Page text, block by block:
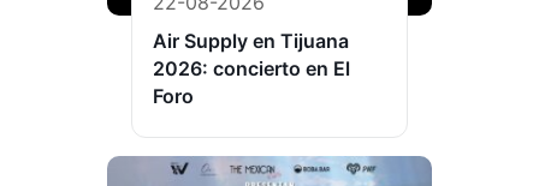
Air Supply en Tijuana
2026: concierto en El
Foro